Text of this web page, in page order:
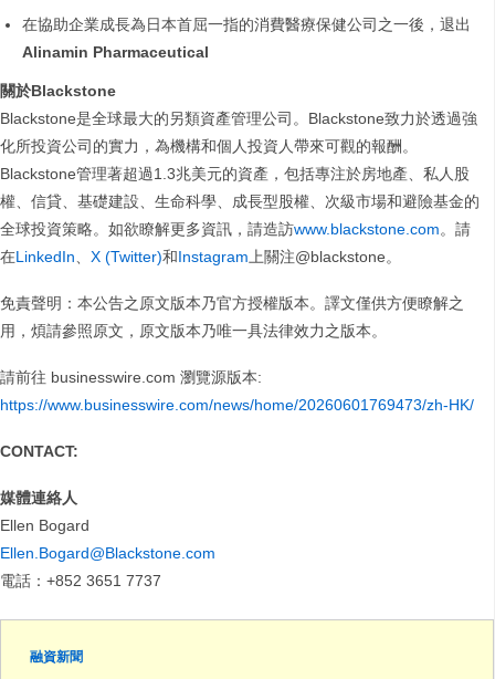
在協助企業成長為日本首屈一指的消費醫療保健公司之一後，退出
Alinamin Pharmaceutical
關於Blackstone
Blackstone是全球最大的另類資產管理公司。Blackstone致力於透過強
化所投資公司的實力，為機構和個人投資人帶來可觀的報酬。
Blackstone管理著超過1.3兆美元的資產，包括專注於房地產、私人股
權、信貸、基礎建設、生命科學、成長型股權、次級市場和避險基金的
全球投資策略。如欲瞭解更多資訊，請造訪www.blackstone.com。請
在LinkedIn、 X (Twitter)和Instagram上關注@blackstone。
免責聲明：本公告之原文版本乃官方授權版本。譯文僅供方便瞭解之
用，煩請參照原文，原文版本乃唯一具法律效力之版本。
請前往 businesswire.com 瀏覽源版本:
https://www.businesswire.com/news/home/20260601769473/zh-HK/
CONTACT:
媒體連絡人
Ellen Bogard
Ellen.Bogard@Blackstone.com
電話：+852 3651 7737
融資新聞